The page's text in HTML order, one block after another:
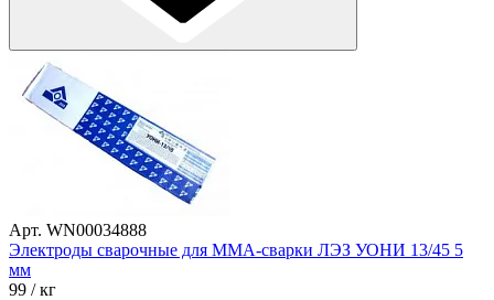
Арт. WN00034888
Электроды сварочные для ММА-сварки ЛЭЗ УОНИ 13/45 5
мм
99 / кг